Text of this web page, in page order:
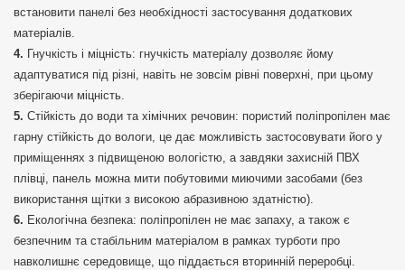
встановити панелі без необхідності застосування додаткових
матеріалів.
Гнучкість і міцність: гнучкість матеріалу дозволяє йому
адаптуватися під різні, навіть не зовсім рівні поверхні, при цьому
зберігаючи міцність.
Стійкість до води та хімічних речовин: пористий поліпропілен має
гарну стійкість до вологи, це дає можливість застосовувати його у
приміщеннях з підвищеною вологістю, а завдяки захисній ПВХ
плівці, панель можна мити побутовими миючими засобами (без
використання щітки з високою абразивною здатністю).
Екологічна безпека: поліпропілен не має запаху, а також є
безпечним та стабільним матеріалом в рамках турботи про
навколишнє середовище, що піддається вторинній переробці.